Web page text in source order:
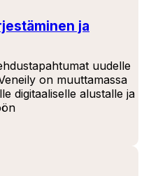
ja
uudelle
on muuttamassa
digitaaliselle alustalle ja